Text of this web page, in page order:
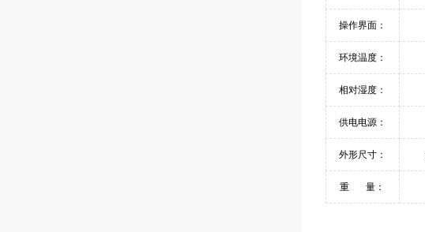
操作界面：
环境温度：
相对湿度：
供电电源：
外形尺寸：
重 量：